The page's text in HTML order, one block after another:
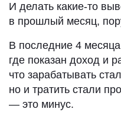
И делать какие-то
в прошлый месяц,
В последние 4
где показан доход и
что зарабатывать
но и тратить стали
— это минус.